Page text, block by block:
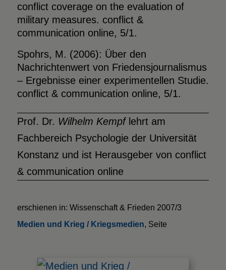
conflict coverage on the evaluation of
military measures. conflict &
communication online, 5/1.
Spohrs, M. (2006): Über den
Nachrichtenwert von Friedensjournalismus
– Ergebnisse einer experimentellen Studie.
conflict & communication online, 5/1.
Prof. Dr. Wilhelm Kempflehrt am
Fachbereich Psychologie der Universität
Konstanz und ist Herausgeber von conflict
& communication online
erschienen in: Wissenschaft & Frieden 2007/3
Medien und Krieg / Kriegsmedien, Seite